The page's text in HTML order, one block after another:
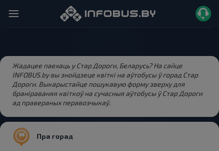
Жадацее паехаць у Стар Дороги, Беларусь? На сайце
INFOBUS.by вы знойдзеце квіткі на аўтобусы ў горад Стар
Дороги. Выкарыстайце пошукавую форму зверху для
браніраваняя квіткоў на сучасныя аўтобусы ў Стар Дороги
ад правераных перавозчыкаў.
Пра горад